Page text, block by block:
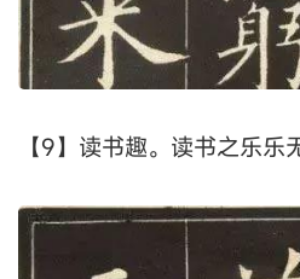
【9】读书趣。读书之乐乐